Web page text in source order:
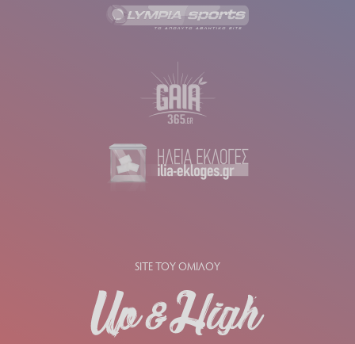
SITE ΤΟΥ ΟΜΙΛΟΥ